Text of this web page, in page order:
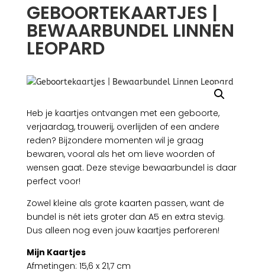
GEBOORTEKAARTJES |
BEWAARBUNDEL LINNEN
LEOPARD
Heb je kaartjes ontvangen met een geboorte,
verjaardag, trouwerij, overlijden of een andere
reden? Bijzondere momenten wil je graag
bewaren, vooral als het om lieve woorden of
wensen gaat. Deze stevige bewaarbundel is daar
perfect voor!
Zowel kleine als grote kaarten passen, want de
bundel is nét iets groter dan A5 en extra stevig.
Dus alleen nog even jouw kaartjes perforeren!
Mijn Kaartjes
Afmetingen: 15,6 x 21,7 cm